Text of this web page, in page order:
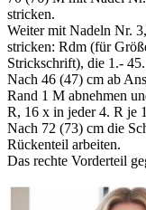
stricken.
Weiter mit Nadeln Nr.
stricken: Rdm (für
Strickschrift), die 1.-
Nach 46 (47) cm ab
Rand 1 M abnehmen
R, 16 x in jeder 4. R je
Nach 72 (73) cm die
Rückenteil arbeiten.
Das rechte Vorderteil